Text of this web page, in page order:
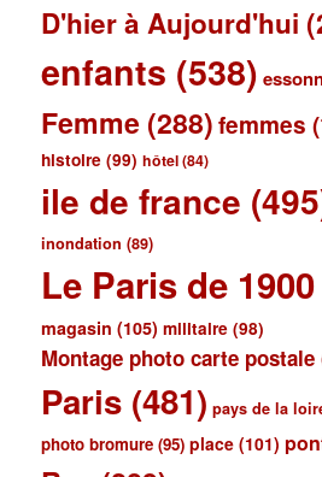
D'hier à Aujourd'hui
enfants (538)
Femme (288)femmes
histoire (99) hôtel(84)
ile de france
inondation (89)
Le Paris de 1900
magasin (105) militaire (98)
Montage photo carte postale
Paris (481) pays de la
photo bromure (95) place (101)